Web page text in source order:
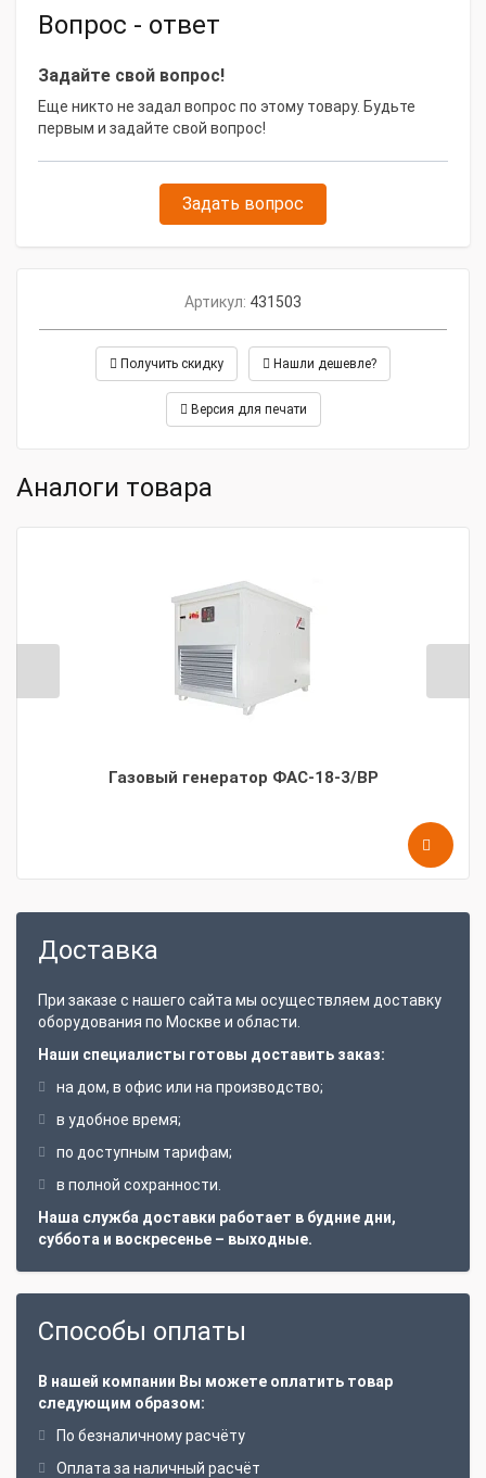
дешевле и проще в эксплуатации, чем
Генераторы выпускаются в прочном
металлическом / пластиковом корпусе,
обеспечивающем повышенное шумопоглощение.
Предназначено такое оборудование для
аварийного электроснабжения.
Вопрос - ответ
Задайте свой вопрос!
Еще никто не задал вопрос по этому товару. Будьте
первым и задайте свой вопрос!
Задать вопрос
Артикул: 431503
Получить скидку Нашли дешевле?
Версия для печати
Аналоги товара
Газовый генератор ФАС-18-3/ВР
Доставка
При заказе с нашего сайта мы осуществляем доставку
оборудования по Москве и области.
Наши специалисты готовы доставить заказ:
на дом, в офис или на производство;
в удобное время;
по доступным тарифам;
в полной сохранности.
Наша служба доставки работает в будние дни,
суббота и воскресенье – выходные.
Способы оплаты
В нашей компании Вы можете оплатить товар
следующим образом:
По безналичному расчёту
Оплата за наличный расчёт